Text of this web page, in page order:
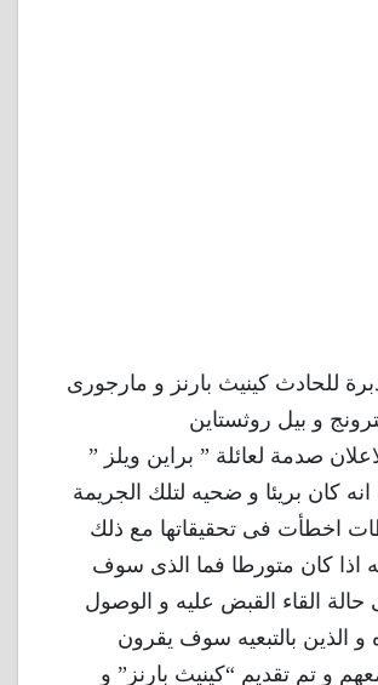
للحادث كينيث بارنز و مارجورى
و بيل روثستاين
صدمة لعائلة ” براين ويلز ”
كان بريئا و ضحيه لتلك الجريمة
اخطأت فى تحقيقاتها مع ذلك
اذا كان متورطا فما الذى سوف
حالة القاء القبض عليه و الوصول
و الذين بالتبعيه سوف يقرون
و تم تقديم “كينيث بارنز” و